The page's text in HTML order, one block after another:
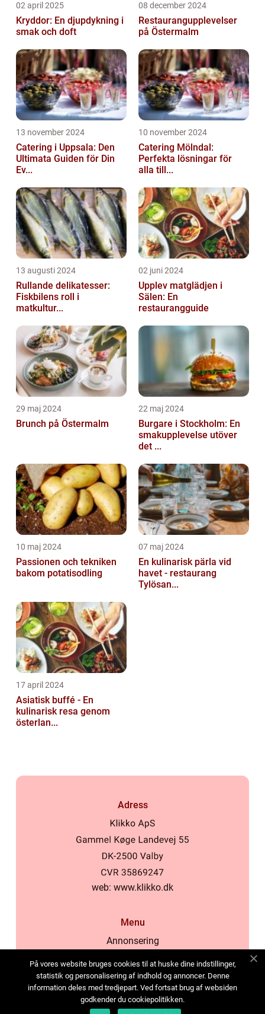
02 april 2025
Kryddor: En djupdykning i
smak och doft
08 december 2024
Restaurangupplevelser
på Östermalm
13 november 2024
Catering i Uppsala: Den
Ultimata Guiden för Din
Ev...
10 november 2024
Catering Mölndal:
Perfekta lösningar för
alla till...
13 augusti 2024
Rullande delikatesser:
Fiskbilens roll i
matkultur...
02 juni 2024
Upplev matglädjen i
Sälen: En
restaurangguide
29 maj 2024
Brunch på Östermalm
22 maj 2024
Burgare i Stockholm: En
smakupplevelse utöver
det ...
10 maj 2024
Passionen och tekniken
bakom potatisodling
07 maj 2024
En kulinarisk pärla vid
havet - restaurang
Tylösan...
17 april 2024
Asiatisk buffé - En
kulinarisk resa genom
österlan...
Adress
web: www.klikko.dk
Menu
Annonsering
Cookies
Kontakta oss
Sitemap
På vores website bruges cookies til at huske dine indstillinger,
statistik og personalisering af indhold og annoncer. Denne
information deles med tredjepart. Ved fortsat brug af websiden
godkender du cookiepolitikken.